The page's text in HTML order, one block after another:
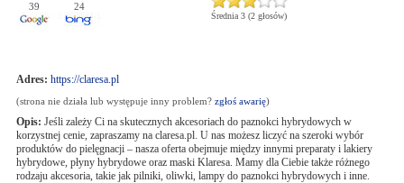
39 24
Średnia 3 (2 głosów)
Adres: https://claresa.pl
(strona nie działa lub występuje inny problem? zgłoś awarię)
Opis: Jeśli zależy Ci na skutecznych akcesoriach do paznokci hybrydowych w
korzystnej cenie, zapraszamy na claresa.pl. U nas możesz liczyć na szeroki wybór
produktów do pielęgnacji – nasza oferta obejmuje między innymi preparaty i lakiery
hybrydowe, płyny hybrydowe oraz maski Klaresa. Mamy dla Ciebie także różnego
rodzaju akcesoria, takie jak pilniki, oliwki, lampy do paznokci hybrydowych i inne.